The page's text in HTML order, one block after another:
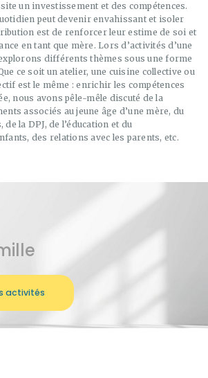
un investissement et des compétences.
peut devenir envahissant et isoler
est de renforcer leur estime de soi et
en tant que mère. Lors d’activités d’une
différents thèmes sous une forme
ce soit un atelier, une cuisine collective ou
est le même : enrichir les compétences
nous avons pêle-mêle discuté de la
associés au jeune âge d’une mère, du
la DPJ, de l’éducation et du
des relations avec les parents, etc.
activités